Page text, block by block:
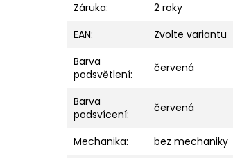
Záruka:
2 roky
EAN:
Zvolte variantu
Barva
podsvětlení: červená
Barva
podsvícení: červená
Mechanika:
bez mechaniky